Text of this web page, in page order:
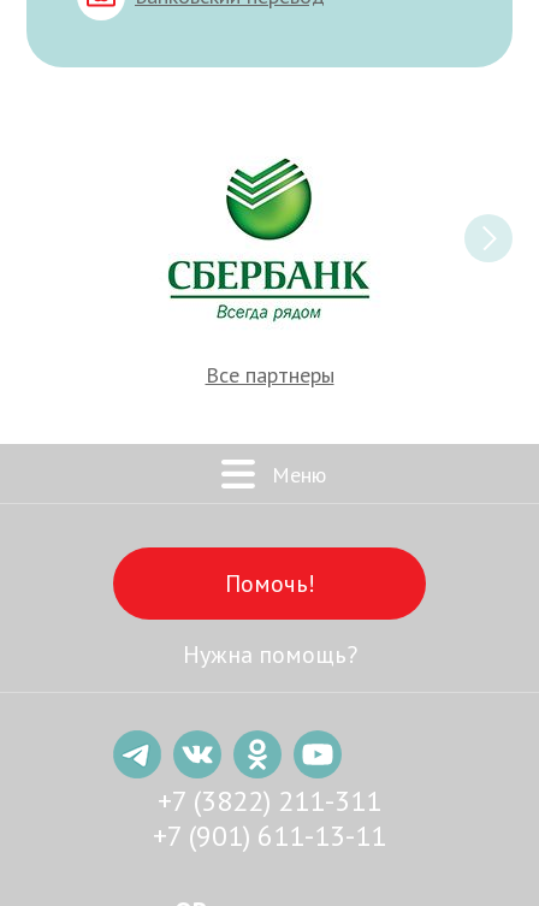
Все партнеры
Меню
Помочь!
Нужна помощь?
+7 (3822) 211-311
+7 (901) 611-13-11